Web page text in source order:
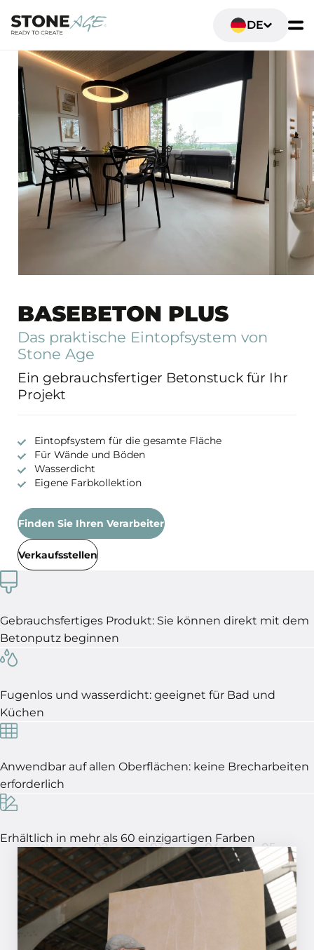
DE
BASEBETON PLUS
Das praktische Eintopfsystem von
Stone Age
Ein gebrauchsfertiger Betonstuck für Ihr
Projekt
Eintopfsystem für die gesamte Fläche
Für Wände und Böden
Wasserdicht
Eigene Farbkollektion
Finden Sie Ihren Verarbeiter
Verkaufsstellen
Gebrauchsfertiges Produkt: Sie können direkt mit dem
Betonputz beginnen
Fugenlos und wasserdicht: geeignet für Bad und
Küchen
Anwendbar auf allen Oberflächen: keine Brecharbeiten
erforderlich
Erhältlich in mehr als 60 einzigartigen Farben
01 02 03 04 05
In 5 Schritten ein perfektes
Ergebnis!
SCHRITT 01
Grundieren Sie die Oberfläche mit